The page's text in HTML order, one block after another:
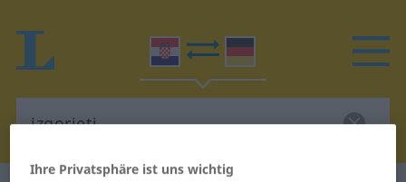
Ihre Privatsphäre ist uns wichtig